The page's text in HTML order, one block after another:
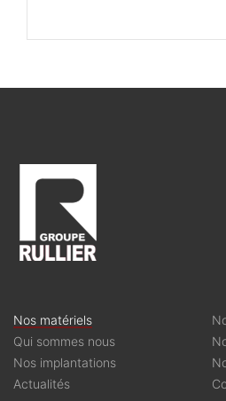
Nos matériels
Qui sommes nous
Nos implantations
Actualités